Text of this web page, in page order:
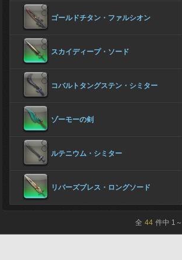
ゴールドチタン・ファルシオン
スカイディープ・ソード
コバルトタングステン・シミター
ゾーモーの剣
ルテニウム・シミター
リバーズブレス・ロングソード
全 44 件中 1 ～